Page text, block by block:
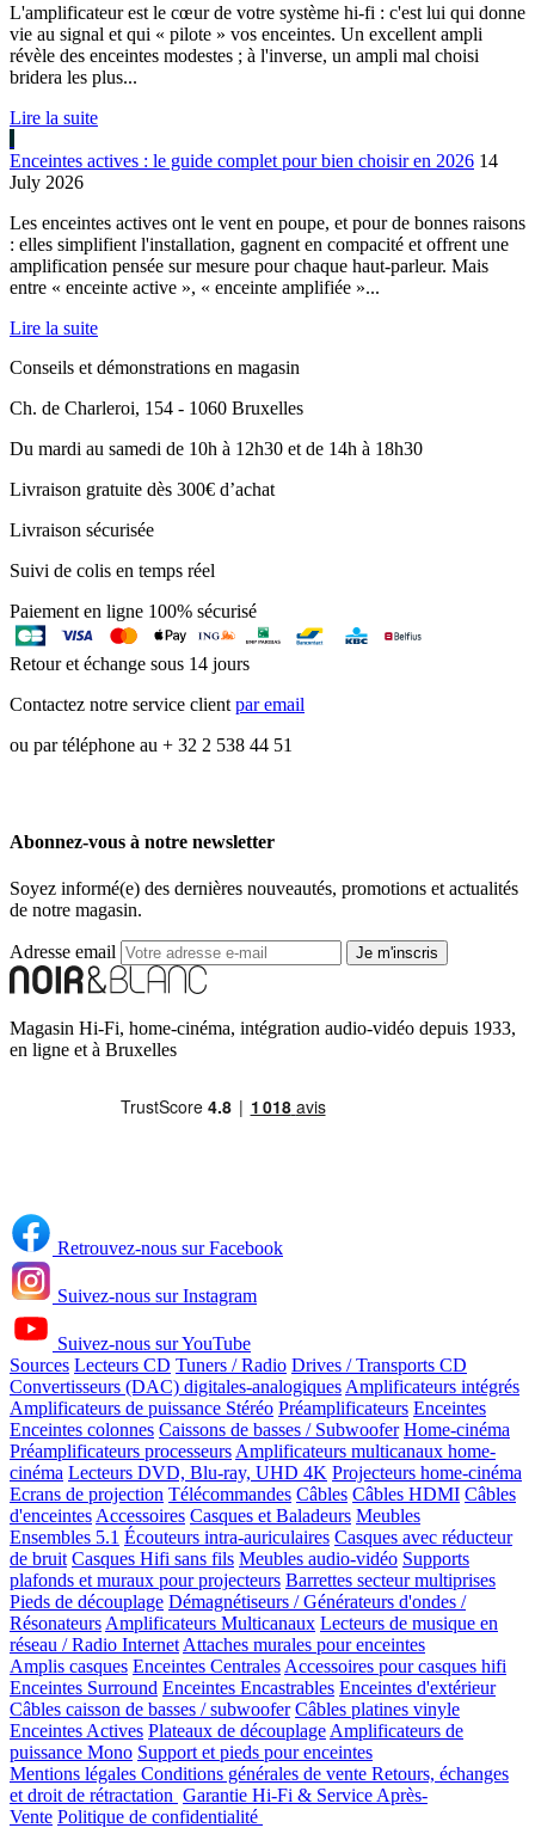
L'amplificateur est le cœur de votre système hi-fi : c'est lui qui donne
vie au signal et qui « pilote » vos enceintes. Un excellent ampli
révèle des enceintes modestes ; à l'inverse, un ampli mal choisi
bridera les plus...
Lire la suite
Enceintes actives : le guide complet pour bien choisir en 2026 14
July 2026
Les enceintes actives ont le vent en poupe, et pour de bonnes raisons
: elles simplifient l'installation, gagnent en compacité et offrent une
amplification pensée sur mesure pour chaque haut-parleur. Mais
entre « enceinte active », « enceinte amplifiée »...
Lire la suite
Conseils et démonstrations en magasin
Ch. de Charleroi, 154 - 1060 Bruxelles
Du mardi au samedi de 10h à 12h30 et de 14h à 18h30
Livraison gratuite dès 300€ d’achat
Livraison sécurisée
Suivi de colis en temps réel
Paiement en ligne 100% sécurisé
Retour et échange sous 14 jours
Contactez notre service clientpar email
ou par téléphone au + 32 2 538 44 51
Abonnez-vous à notre newsletter
Soyez informé(e) des dernières nouveautés, promotions et actualités
de notre magasin.
Adresse email Je m'inscris
Magasin Hi-Fi, home-cinéma, intégration audio-vidéo depuis 1933,
en ligne et à Bruxelles
Retrouvez-nous sur Facebook
Suivez-nous sur Instagram
Suivez-nous sur YouTube
Sources Lecteurs CD Tuners / Radio Drives / Transports CD
Convertisseurs (DAC) digitales-analogiques Amplificateurs intégrés
Amplificateurs de puissance Stéréo Préamplificateurs Enceintes
Enceintes colonnes Caissons de basses / Subwoofer Home-cinéma
Préamplificateurs processeurs Amplificateurs multicanaux home-
cinéma Lecteurs DVD, Blu-ray, UHD 4K Projecteurs home-cinéma
Ecrans de projection Télécommandes Câbles Câbles HDMI Câbles
d'enceintes Accessoires Casques et Baladeurs Meubles
Ensembles 5.1 Écouteurs intra-auriculaires Casques avec réducteur
de bruit Casques Hifi sans fils Meubles audio-vidéo Supports
plafonds et muraux pour projecteurs Barrettes secteur multiprises
Pieds de découplage Démagnétiseurs / Générateurs d'ondes /
Résonateurs Amplificateurs Multicanaux Lecteurs de musique en
réseau / Radio Internet Attaches murales pour enceintes
Amplis casques Enceintes Centrales Accessoires pour casques hifi
Enceintes Surround Enceintes Encastrables Enceintes d'extérieur
Câbles caisson de basses / subwoofer Câbles platines vinyle
Enceintes Actives Plateaux de découplage Amplificateurs de
puissance Mono Support et pieds pour enceintes
Mentions légales Conditions générales de vente Retours, échanges
et droit de rétractation Garantie Hi-Fi & Service Après-
Vente Politique de confidentialité